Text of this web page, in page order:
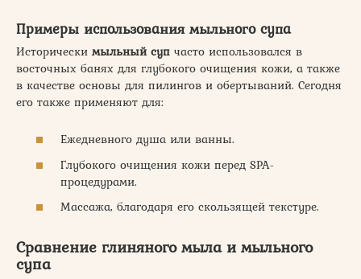
Примеры использования мыльного супа
Исторически мыльный суп часто использовался в
восточных банях для глубокого очищения кожи, а также
в качестве основы для пилингов и обертываний. Сегодня
его также применяют для:
Ежедневного душа или ванны.
Глубокого очищения кожи перед SPA-
процедурами.
Массажа, благодаря его скользящей текстуре.
Сравнение глиняного мыла и мыльного
супа